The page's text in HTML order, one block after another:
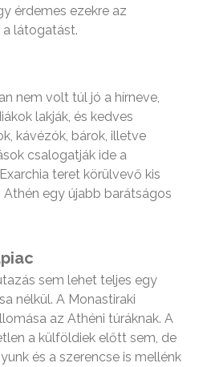
érdemes ezekre az
a látogatást.
nem volt túl jó a hírneve,
lakják, és kedves
kávézók, bárok, illetve
csalogatják ide a
teret körülvevő kis
Athén egy újabb barátságos
sem lehet teljes egy
nélkül. A Monastiraki
az Athéni túráknak. A
a külföldiek előtt sem, de
és a szerencse is mellénk